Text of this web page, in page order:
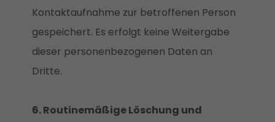
Kontaktaufnahme zur betroffenen Person
gespeichert. Es erfolgt keine Weitergabe
dieser personenbezogenen Daten an
Dritte.
6. Routinemäßige Löschung und